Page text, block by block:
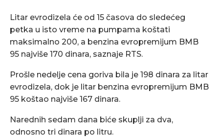
Litar evrodizela će od 15 časova do sledećeg
petka u isto vreme na pumpama koštati
maksimalno 200, a benzina evropremijum BMB
95 najviše 170 dinara, saznaje RTS.
Prošle nedelje cena goriva bila je 198 dinara za litar
evrodizela, dok je litar benzina evropremijum BMB
95 koštao najviše 167 dinara.
Narednih sedam dana biće skuplji za dva,
odnosno tri dinara po litru.